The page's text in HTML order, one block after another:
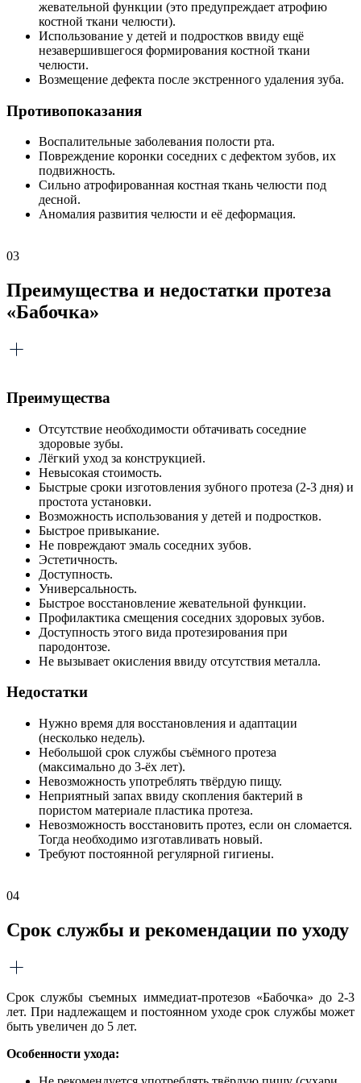
жевательной функции (это предупреждает атрофию
костной ткани челюсти).
Использование у детей и подростков ввиду ещё
незавершившегося формирования костной ткани
челюсти.
Возмещение дефекта после экстренного удаления зуба.
Противопоказания
Воспалительные заболевания полости рта.
Повреждение коронки соседних с дефектом зубов, их
подвижность.
Сильно атрофированная костная ткань челюсти под
десной.
Аномалия развития челюсти и её деформация.
03
Преимущества и недостатки протеза
«Бабочка»
Преимущества
Отсутствие необходимости обтачивать соседние
здоровые зубы.
Лёгкий уход за конструкцией.
Невысокая стоимость.
Быстрые сроки изготовления зубного протеза (2-3 дня) и
простота установки.
Возможность использования у детей и подростков.
Быстрое привыкание.
Не повреждают эмаль соседних зубов.
Эстетичность.
Доступность.
Универсальность.
Быстрое восстановление жевательной функции.
Профилактика смещения соседних здоровых зубов.
Доступность этого вида протезирования при
пародонтозе.
Не вызывает окисления ввиду отсутствия металла.
Недостатки
Нужно время для восстановления и адаптации
(несколько недель).
Небольшой срок службы съёмного протеза
(максимально до 3-ёх лет).
Невозможность употреблять твёрдую пищу.
Неприятный запах ввиду скопления бактерий в
пористом материале пластика протеза.
Невозможность восстановить протез, если он сломается.
Тогда необходимо изготавливать новый.
Требуют постоянной регулярной гигиены.
04
Срок службы и рекомендации по уходу
Срок службы съемных иммедиат-протезов «Бабочка» до 2-3
лет. При надлежащем и постоянном уходе срок службы может
быть увеличен до 5 лет.
Особенности ухода: